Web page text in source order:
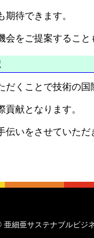
待できます。
をご提案すること
貢献
くことで技術の国
献となります。
いをさせていただ
亜細亜サステナブルビジ